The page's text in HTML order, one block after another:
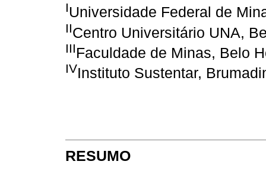
IUniversidade Federal de
IICentro Universitário UNA,
IIIFaculdade de Minas, Belo
IVInstituto Sustentar,
RESUMO